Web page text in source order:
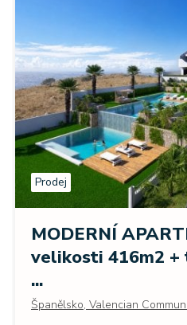
Prodej
MODERNÍ
velikosti 416m2
...
Španělsko, Valencian